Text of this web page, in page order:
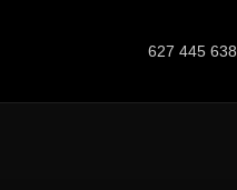
627 445 638